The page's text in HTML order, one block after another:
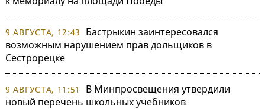
9 АВГУСТА, 12:43
Бастрыкин заинтересовался
возможным нарушением прав дольщиков в
Сестрорецке
9 АВГУСТА, 11:51
В Минпросвещения утвердили
новый перечень школьных учебников